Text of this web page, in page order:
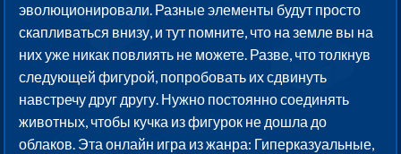
эволюционировали. Разные элементы будут просто
скапливаться внизу, и тут помните, что на земле вы на
них уже никак повлиять не можете. Разве, что толкнув
следующей фигурой, попробовать их сдвинуть
навстречу друг другу. Нужно постоянно соединять
животных, чтобы кучка из фигурок не дошла до
облаков. Эта онлайн игра из жанра: Гиперказуальные,